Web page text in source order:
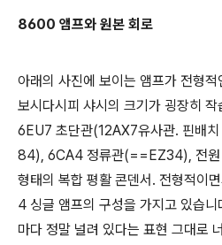
8600 앰프와 원본 회로
아래의 사진에 보이는 앰프가 전형
보시다시피 샤시의 크기가 굉장히
6EU7 초단관(12AX7유사관. 핀배
84), 6CA4 정류관(==EZ34), 전원
형태의 복합 평활 콘덴서. 전형적이
4 싱글 앰프의 구성을 가지고 있습니
마다 정말 널려 있다는 표현 그대로